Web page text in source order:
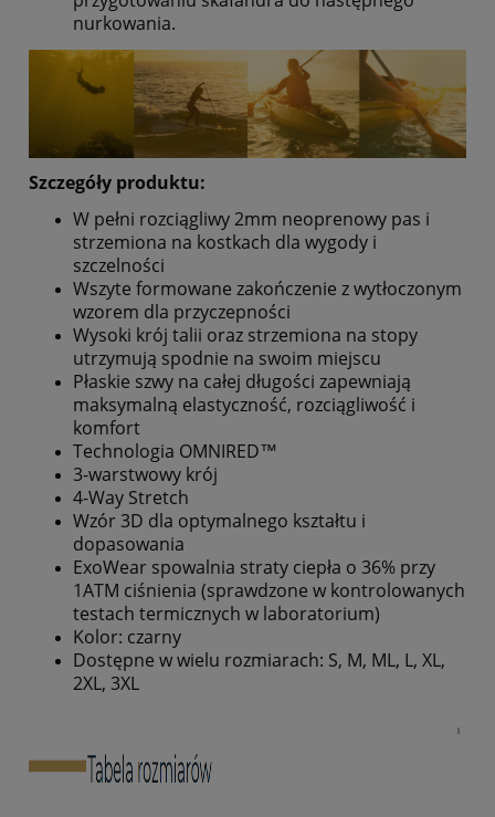
nurkowania.
Szczegóły produktu:
W pełni rozciągliwy 2mm neoprenowy pas i
strzemiona na kostkach dla wygody i
szczelności
Wszyte formowane zakończenie z wytłoczonym
wzorem dla przyczepności
Wysoki krój talii oraz strzemiona na stopy
utrzymują spodnie na swoim miejscu
Płaskie szwy na całej długości zapewniają
maksymalną elastyczność, rozciągliwość i
komfort
Technologia OMNIRED™
3-warstwowy krój
4-Way Stretch
Wzór 3D dla optymalnego kształtu i
dopasowania
ExoWear spowalnia straty ciepła o 36% przy
1ATM ciśnienia (sprawdzone w kontrolowanych
testach termicznych w laboratorium)
Kolor: czarny
Dostępne w wielu rozmiarach: S, M, ML, L, XL,
2XL, 3XL